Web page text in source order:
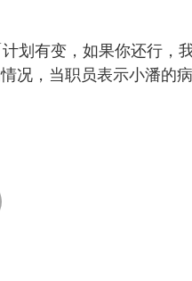
划有变，如果你还行，
况，当职员表示小潘的